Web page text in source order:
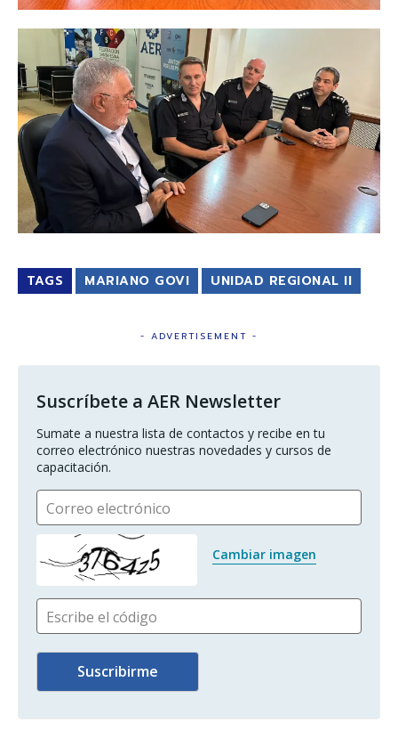
TAGS MARIANO GOVI UNIDAD REGIONAL II
- ADVERTISEMENT -
Suscríbete a AER Newsletter
Sumate a nuestra lista de contactos y recibe en tu
correo electrónico nuestras novedades y cursos de
capacitación.
Correo electrónico
Cambiar imagen
Escribe el código